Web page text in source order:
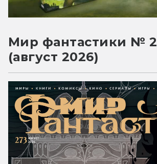
Мир фантастики №
(август 2026)